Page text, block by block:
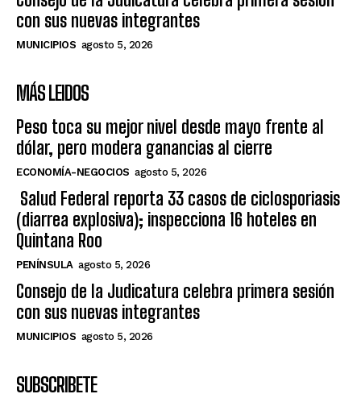
con sus nuevas integrantes
MUNICIPIOS agosto 5, 2026
MÁS LEIDOS
Peso toca su mejor nivel desde mayo frente al
dólar, pero modera ganancias al cierre
ECONOMÍA-NEGOCIOS agosto 5, 2026
Salud Federal reporta 33 casos de ciclosporiasis
(diarrea explosiva); inspecciona 16 hoteles en
Quintana Roo
PENÍNSULA agosto 5, 2026
Consejo de la Judicatura celebra primera sesión
con sus nuevas integrantes
MUNICIPIOS agosto 5, 2026
SUBSCRIBETE